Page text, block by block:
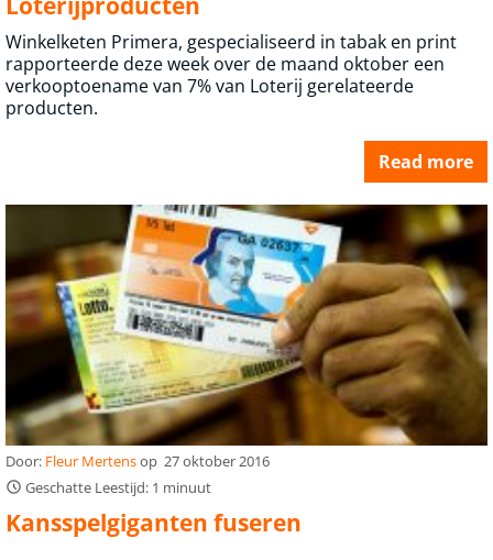
Winkelketen Primera, gespecialiseerd in tabak en print
rapporteerde deze week over de maand oktober een
verkoop­toename van 7% van Loterij gerelateerde
producten.
Read more
Door: Fleur Mertensop 27 oktober 2016
Geschatte Leestijd: 1 minuut
Kansspelgiganten fuseren